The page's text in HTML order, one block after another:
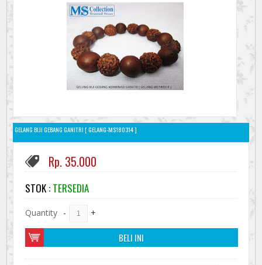
GELANG BIJI GEBANG GANITRI [ GELANG-MS180314 ]
Rp. 35.000
STOK : TERSEDIA
Quantity - +
BELI INI